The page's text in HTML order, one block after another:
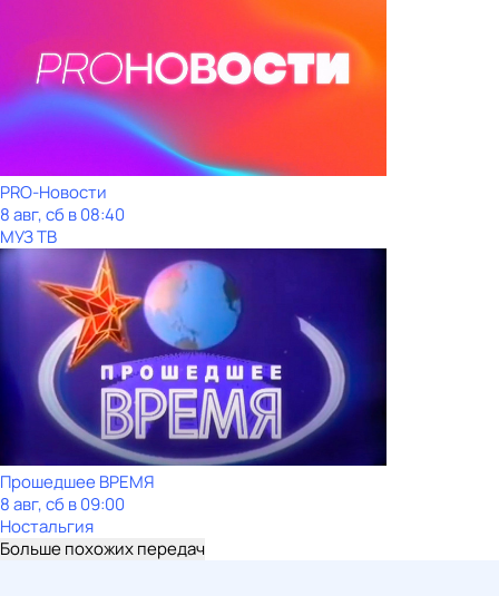
PRO-Новости
8 авг, сб в 08:40
МУЗ ТВ
Прошедшее ВРЕМЯ
8 авг, сб в 09:00
Ностальгия
Больше похожих передач